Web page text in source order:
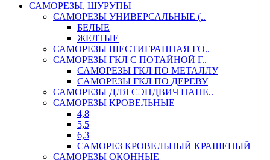
САМОРЕЗЫ, ШУРУПЫ
САМОРЕЗЫ УНИВЕРСАЛЬНЫЕ (..
БЕЛЫЕ
ЖЕЛТЫЕ
САМОРЕЗЫ ШЕСТИГРАННАЯ ГО..
САМОРЕЗЫ ГКЛ С ПОТАЙНОЙ Г..
САМОРЕЗЫ ГКЛ ПО МЕТАЛЛУ
САМОРЕЗЫ ГКЛ ПО ДЕРЕВУ
САМОРЕЗЫ ДЛЯ СЭНДВИЧ ПАНЕ..
САМОРЕЗЫ КРОВЕЛЬНЫЕ
4,8
5,5
6,3
САМОРЕЗ КРОВЕЛЬНЫЙ КРАШЕНЫЙ
САМОРЕЗЫ ОКОННЫЕ